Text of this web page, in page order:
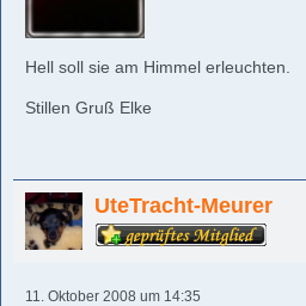
Hell soll sie am Himmel erleuchten.
Stillen Gruß Elke
UteTracht-Meurer
11. Oktober 2008 um 14:35